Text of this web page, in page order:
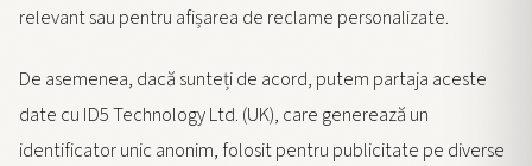
relevant sau pentru afișarea de reclame personalizate.
De asemenea, dacă sunteți de acord, putem partaja aceste
date cu ID5 Technology Ltd. (UK), care generează un
identificator unic anonim, folosit pentru publicitate pe diverse